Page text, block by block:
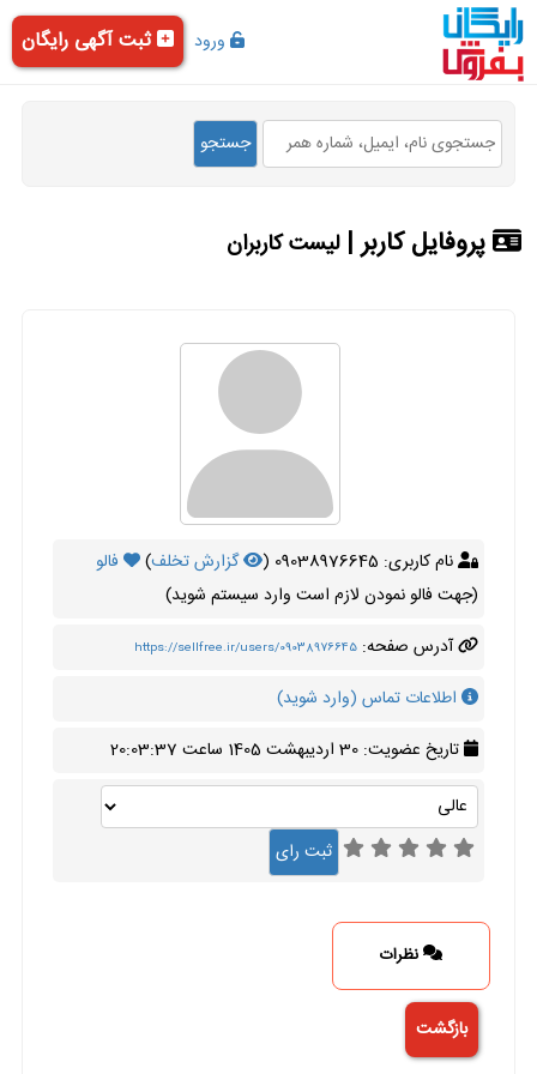
ورود ثبت آگهی رایگان
پروفایل کاربر |لیست کاربران
نام کاربری: 09038976645 ( گزارش تخلف)
فالو
(جهت فالو نمودن لازم است وارد سیستم شوید)
آدرس صفحه:https://sellfree.ir/users/09038976645
اطلاعات تماس (وارد شوید)
تاریخ عضویت: 30 اردیبهشت 1405 ساعت 20:03:37
نظرات